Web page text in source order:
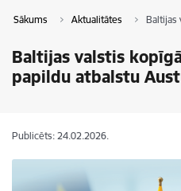
Sākums Aktualitātes Baltijas
Baltijas valstis
papildu atbalstu
Publicēts: 24.02.2026.